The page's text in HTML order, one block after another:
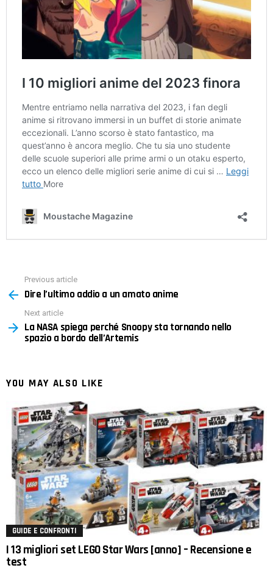
more
Previous article
Dire l’ultimo addio a un amato anime
Next article
La NASA spiega perché Snoopy sta tornando nello
spazio a bordo dell’Artemis
YOU MAY ALSO LIKE
GUIDE E CONFRONTI
I 13 migliori set LEGO Star Wars [anno] – Recensione e
test